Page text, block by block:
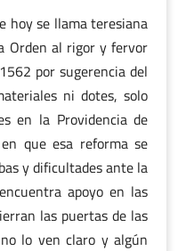
hoy se llama teresiana
Orden al rigor y fervor
por sugerencia del
ni dotes, solo
en la Providencia de
que esa reforma se
y dificultades ante la
apoyo en las
las puertas de las
lo ven claro y algún